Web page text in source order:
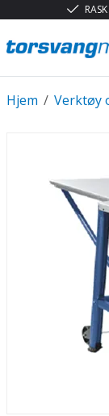
/
Hjem Verktøy